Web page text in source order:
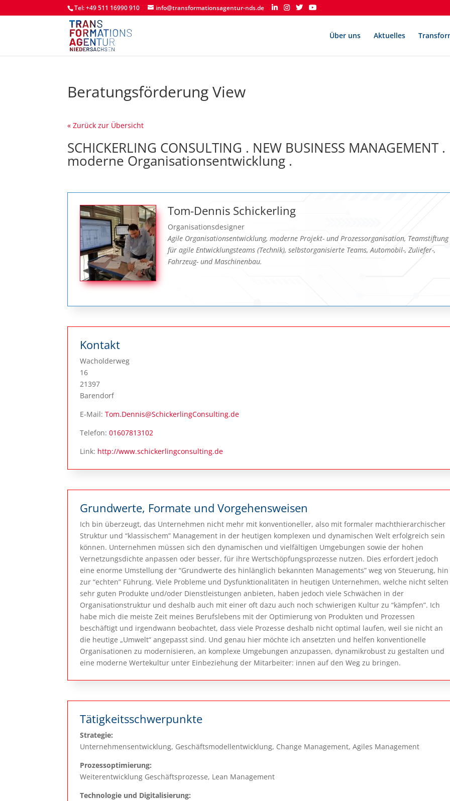
Tel: +49 511 16990 910 info@transformationsagentur-nds.de
Über uns Aktuelles
Beratungsförderung View
« Zurück zur Übersicht
SCHICKERLING CONSULTING . NEW BUSINESS MANAGEMENT .
moderne Organisationsentwicklung .
Tom-Dennis Schickerling
Organisationsdesigner
Agile Organisationsentwicklung, moderne Projekt- und Prozessorganisation, Teamstiftung
für agile Entwicklungsteams (Technik), selbstorganisierte Teams, Automobil-, Zuliefer-,
Fahrzeug- und Maschinenbau.
Kontakt
Wacholderweg
16
21397
Barendorf
E-Mail:Tom.Dennis@SchickerlingConsulting.de
Telefon:01607813102
Link: http://www.schickerlingconsulting.de
Grundwerte, Formate und Vorgehensweisen
Ich bin überzeugt, das Unternehmen nicht mehr mit konventioneller, also mit formaler machthierarchischer
Struktur und “klassischem” Management in der heutigen komplexen und dynamischen Welt erfolgreich sein
können. Unternehmen müssen sich den dynamischen und vielfältigen Umgebungen sowie der hohen
Vernetzungsdichte anpassen oder besser, für ihre Wertschöpfungsprozesse nutzen. Dies erfordert jedoch
eine enorme Umstellung der “Grundwerte des hinlänglich bekannten Managements” weg von Steuerung, hin
zur “echten” Führung. Viele Probleme und Dysfunktionalitäten in heutigen Unternehmen, welche nicht selten
sehr guten Produkte und/oder Dienstleistungen anbieten, haben jedoch viele Schwächen in der
Organisationstruktur und deshalb auch mit einer oft dazu auch noch schwierigen Kultur zu “kämpfen”. Ich
habe mich die meiste Zeit meines Berufslebens mit der Optimierung von Produkten und Prozessen
beschäftigt und irgendwann beobachtet, dass viele Prozesse deshalb nicht optimal laufen, weil sie nicht an
die heutige „Umwelt“ angepasst sind. Und genau hier möchte ich ansetzten und helfen konventionelle
Organisationen zu modernisieren, an komplexe Umgebungen anzupassen, dynamikrobust zu gestalten und
eine moderne Wertekultur unter Einbeziehung der Mitarbeiter: innen auf den Weg zu bringen.
Tätigkeitsschwerpunkte
Strategie:
Unternehmensentwicklung, Geschäftsmodellentwicklung, Change Management, Agiles Management
Prozessoptimierung:
Weiterentwicklung Geschäftsprozesse, Lean Management
Technologie und Digitalisierung: